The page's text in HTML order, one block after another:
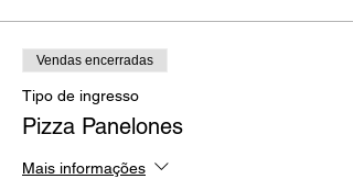
Vendas encerradas
Tipo de ingresso
Pizza Panelones
Mais informações